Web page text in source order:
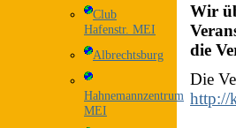
Wir
die
Die
http://
Club
Hafenstr. MEI
Albrechtsburg
Hahnemannzentrum
MEI